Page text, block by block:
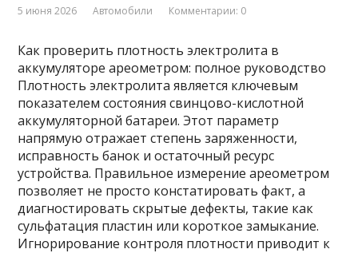
5 июня 2026 Автомобили Комментарии: 0
Как проверить плотность электролита в
аккумуляторе ареометром: полное руководство
Плотность электролита является ключевым
показателем состояния свинцово-кислотной
аккумуляторной батареи. Этот параметр
напрямую отражает степень заряженности,
исправность банок и остаточный ресурс
устройства. Правильное измерение ареометром
позволяет не просто констатировать факт, а
диагностировать скрытые дефекты, такие как
сульфатация пластин или короткое замыкание.
Игнорирование контроля плотности приводит к